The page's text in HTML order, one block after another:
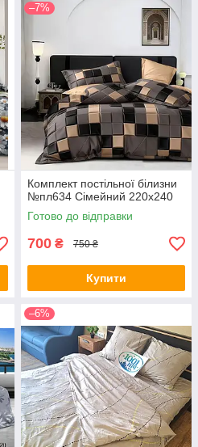
–7%
Комплект постільної білизни
№пл634 Сімейний 220х240
Готово до відправки
700 ₴ 750 ₴
Купити
–6%